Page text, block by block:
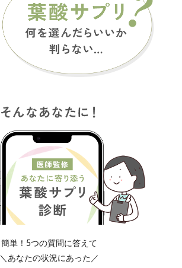
簡単！5つの質問に答えて
＼あなたの状況にあった／